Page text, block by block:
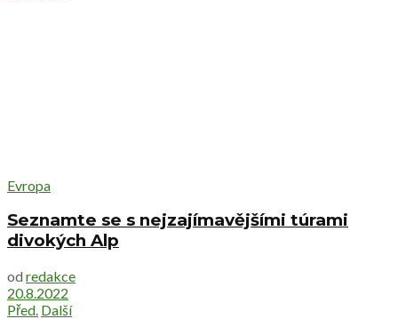
Evropa
Seznamte se s nejzajímavějšími túrami
divokých Alp
od redakce
20.8.2022
Před. Další